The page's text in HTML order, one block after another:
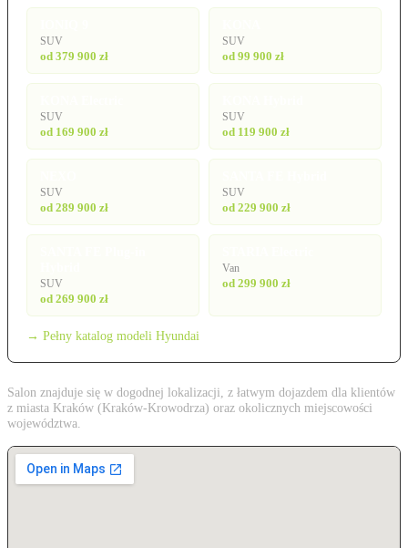
SUV
od 379 900 zł
SUV
od 99 900 zł
SUV
od 169 900 zł
SUV
od 119 900 zł
SUV
od 289 900 zł
SUV
od 229 900 zł
SUV
od 269 900 zł
Van
od 299 900 zł
→ Pełny katalog modeli Hyundai
Salon znajduje się w dogodnej lokalizacji, z łatwym dojazdem dla klientów
z miasta Kraków (Kraków-Krowodrza) oraz okolicznych miejscowości
województwa.